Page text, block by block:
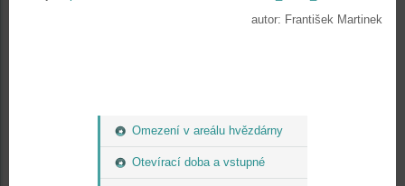
Omezení v areálu hvězdárny
Otevírací doba a vstupné
autor: František Martinek